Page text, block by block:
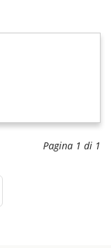
Pagina 1 di 1